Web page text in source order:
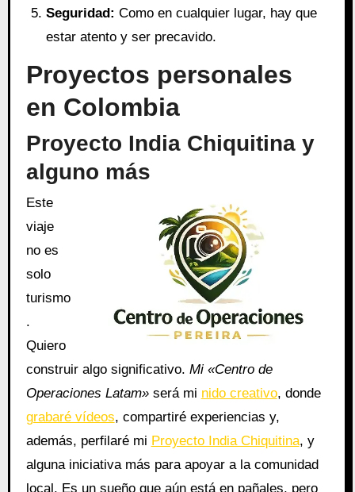
Seguridad: Como en cualquier lugar, hay que
estar atento y ser precavido.
Proyectos personales
en Colombia
Proyecto India Chiquitina y
alguno más
Este
viaje
no es
solo
turismo
.
Quiero
construir algo significativo. Mi «Centro de
Operaciones Latam»será mi nido creativo, donde
grabaré vídeos, compartiré experiencias y,
además, perfilaré mi Proyecto India Chiquitina, y
alguna iniciativa más para apoyar a la comunidad
local. Es un sueño que aún está en pañales, pero